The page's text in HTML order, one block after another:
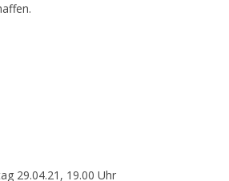
29.04.21, 19.00 Uhr